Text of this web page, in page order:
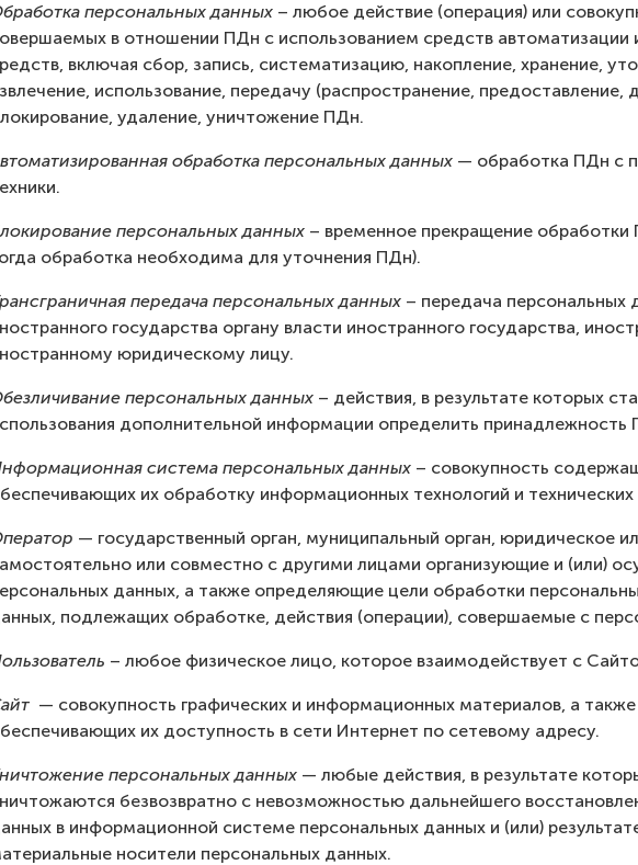
персональных данных – любое действие (операция) или
в отношении ПДн с использованием средств автоматизации
включая сбор, запись, систематизацию, накопление, хранение,
использование, передачу (распространение, предоставление,
удаление, уничтожение ПДн.
обработка персональных данных — обработка ПДн с
персональных данных – временное прекращение
обработка необходима для уточнения ПДн).
передача персональных данных – передача персональных
государства органу власти иностранного государства,
юридическому лицу.
персональных данных – действия, в результате которых
дополнительной информации определить
система персональных данных – совокупность
их обработку информационных технологий и технических
— государственный орган, муниципальный орган, юридическое
или совместно с другими лицами организующие и (или)
данных, а также определяющие цели обработки
подлежащих обработке, действия (операции), совершаемые с
– любое физическое лицо, которое взаимодействует с
— совокупность графических и информационных материалов, а
их доступность в сети Интернет по сетевому адресу.
персональных данных — любые действия, в результате
безвозвратно с невозможностью дальнейшего
в информационной системе персональных данных и (или)
носители персональных данных.